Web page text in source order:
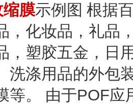
膜示例图 根据
，化妆品，礼品
，塑胶五金，日
洗涤用品的外包
等。 由于POF